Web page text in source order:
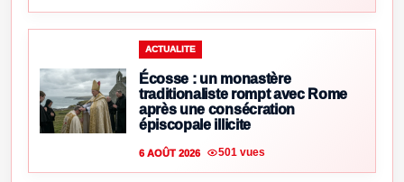
ACTUALITE
Écosse : un monastère
traditionaliste rompt avec Rome
après une consécration
épiscopale illicite
6 AOÛT 2026 501 vues